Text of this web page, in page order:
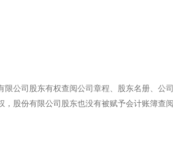
限公司股东有权查阅公司章程、股东名册、
股份有限公司股东也没有被赋予会计账簿查阅